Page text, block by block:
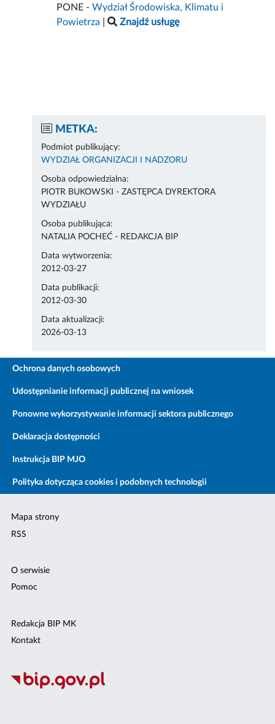
PONE -Wydział Środowiska, Klimatu i
Powietrza | Znajdź usługę
METKA:
Podmiot publikujący:
WYDZIAŁ ORGANIZACJI I NADZORU
Osoba odpowiedzialna:
PIOTR BUKOWSKI - ZASTĘPCA DYREKTORA
WYDZIAŁU
Osoba publikująca:
NATALIA POCHEĆ - REDAKCJA BIP
Data wytworzenia:
2012-03-27
Data publikacji:
2012-03-30
Data aktualizacji:
2026-03-13
Ochrona danych osobowych
Udostępnianie informacji publicznej na wniosek
Ponowne wykorzystywanie informacji sektora publicznego
Deklaracja dostępności
Instrukcja BIP MJO
Polityka dotycząca cookies i podobnych technologii
Mapa strony
RSS
O serwisie
Pomoc
Redakcja BIP MK
Kontakt